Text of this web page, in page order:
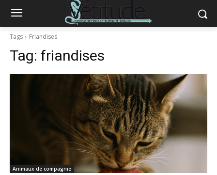
Tags Friandises
Tag: friandises
Animaux de compagnie